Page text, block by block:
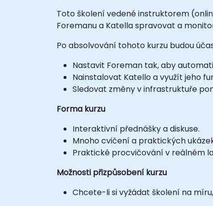
Toto školení vedené instruktorem
Foremanu a Katella spravovat a
Po absolvování tohoto kurzu budou
Nastavit Foreman tak, aby
Nainstalovat Katello a využít jeho
Sledovat změny v infrastruktuře
Forma kurzu
Interaktivní přednášky a diskuse.
Mnoho cvičení a praktických
Praktické procvičování v reálném
Možnosti přizpůsobení kurzu
Chcete-li si vyžádat školení na